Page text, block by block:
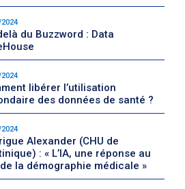
du Buzzword : Data
libérer l’utilisation
des données de santé ?
Alexander (CHU de
: « L’IA, une réponse au
la démographie médicale »